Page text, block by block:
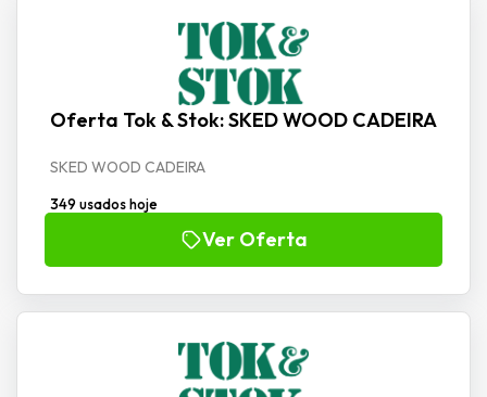
Oferta Tok & Stok: SKED WOOD CADEIRA
SKED WOOD CADEIRA
349 usados hoje
Ver Oferta